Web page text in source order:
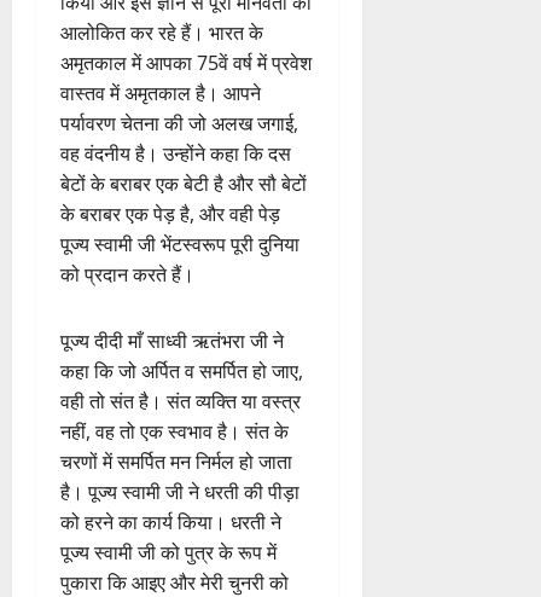
आलोकित कर रहे हैं। भारत के
अमृतकाल में आपका 75वें वर्ष में प्रवेश
वास्तव में अमृतकाल है। आपने
पर्यावरण चेतना की जो अलख जगाई,
वह वंदनीय है। उन्होंने कहा कि दस
बेटों के बराबर एक बेटी है और सौ बेटों
के बराबर एक पेड़ है, और वही पेड़
पूज्य स्वामी जी भेंटस्वरूप पूरी दुनिया
को प्रदान करते हैं।
पूज्य दीदी माँ साध्वी ऋतंभरा जी ने
कहा कि जो अर्पित व समर्पित हो जाए,
वही तो संत है। संत व्यक्ति या वस्त्र
नहीं, वह तो एक स्वभाव है। संत के
चरणों में समर्पित मन निर्मल हो जाता
है। पूज्य स्वामी जी ने धरती की पीड़ा
को हरने का कार्य किया। धरती ने
पूज्य स्वामी जी को पुत्र के रूप में
पुकारा कि आइए और मेरी चुनरी को